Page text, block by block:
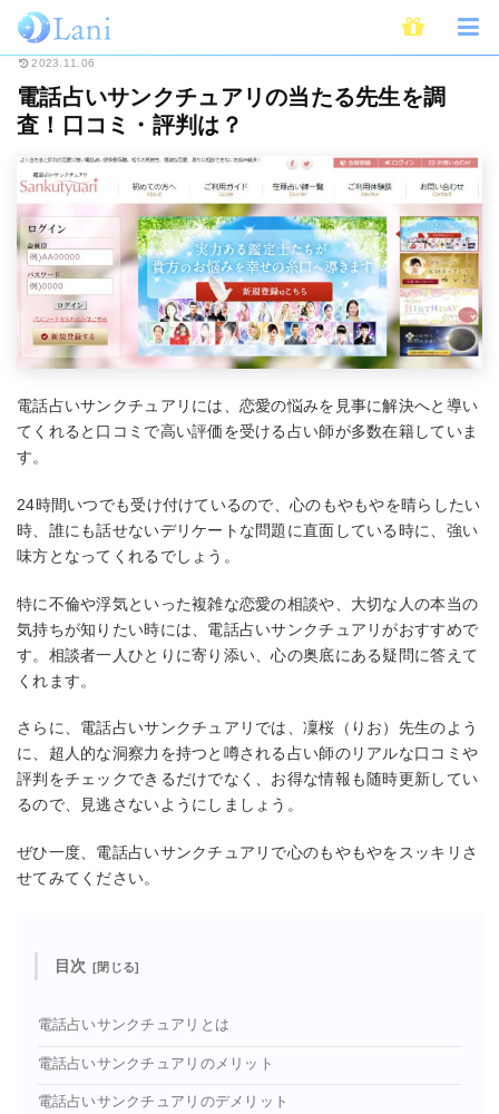
ホーム 電話占い 電話占いサンクチュアリの当たる先生を調査！口コミ・
2023.11.06
電話占いサンクチュアリの当たる先生を調
査！口コミ・評判は？
電話占いサンクチュアリには、恋愛の悩みを見事に解決へと導い
てくれると口コミで高い評価を受ける占い師が多数在籍していま
す。
24時間いつでも受け付けているので、心のもやもやを晴らしたい
時、誰にも話せないデリケートな問題に直面している時に、強い
味方となってくれるでしょう。
特に不倫や浮気といった複雑な恋愛の相談や、大切な人の本当の
気持ちが知りたい時には、電話占いサンクチュアリがおすすめで
す。相談者一人ひとりに寄り添い、心の奥底にある疑問に答えて
くれます。
さらに、電話占いサンクチュアリでは、凜桜（りお）先生のよう
に、超人的な洞察力を持つと噂される占い師のリアルな口コミや
評判をチェックできるだけでなく、お得な情報も随時更新してい
るので、見逃さないようにしましょう。
ぜひ一度、電話占いサンクチュアリで心のもやもやをスッキリさ
せてみてください。
目次
電話占いサンクチュアリとは
電話占いサンクチュアリのメリット
電話占いサンクチュアリのデメリット